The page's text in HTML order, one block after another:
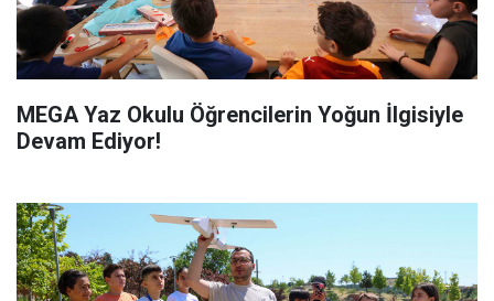
MEGA Yaz Okulu Öğrencilerin Yoğun İlgisiyle
Devam Ediyor!